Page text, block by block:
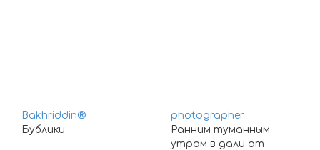
Bakhriddin®
Бублики
photographer
Ранним туманным
утром в дали от